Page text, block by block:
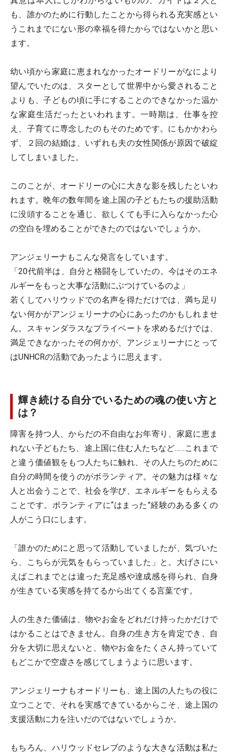
も、誰かのために行動したことから得られる充実感とい
うこれまでにない形の幸福を得たからではないかと思い
ます。
幼い頃から家庭に恵まれなかったオードリーがなにより
望んでいたのは、スターとして世界中から愛されること
よりも、子どもの頃に手にすることのできなかった温か
な家庭生活だったといわれます。一時期は、仕事を控
え、子育てに専念したのもそのためです。にもかかわら
ず、２回の結婚は、いずれも夫の女性関係が原因で破綻
してしまいました。
このことが、オードリーの心に大きな影を残したといわ
れます。晩年の数年間を途上国の子どもたちの援助活動
に没頭することを通じ、欲しくても手に入らなかった心
の空白を埋めることができたのではないでしょうか。
アンジェリーナもこんな発言をしています。
「20代前半は、自分と格闘をしていたの。今はそのエネ
ルギーをもっと大事な活動にぶつけているのよ」
若くしてハリウッドでの名声を得ただけでは、満ち足り
ない何かがアンジェリーナの心にあったのかもしれませ
ん。スキャンダラスなプライベートを求めるだけでは、
満足できなかったその何かが、アンジェリーナにとって
はUNHCRの活動であったように思えます。
輝き続ける自分でいるための魂の使い方と
は？
障害を持つ人、からだの不自由なお年寄り、家庭に恵ま
れない子どもたち、途上国に住む人たちなど……これまで
と違う価値観をもつ人たちに触れ、その人たちのために
自分の時間を使うのがボランティア。その魅力は様々な
人と出会うことで、社会を学び、エネルギーをもらえる
ことです。ボランティアに“はまった”経験のある多くの
人がこう口にします。
「誰かのためにと思って活動していましたが、気づいた
ら、こちらが元気をもらっていました」と。大げさにい
えばこれまでとは違った充足感や達成感を得られ、自身
が生きている実感を持てるから出てくる言葉です。
人の生きた価値は、物やお金をどれだけ持ったかだけで
はかることはできません。自身の生き方を肯定でき、自
分を大切に思えないと、物やお金をたくさん持っていて
もどこかで空虚さを感じてしまうように思います。
アンジェリーナもオードリーも、途上国の人たちの役に
立つことで、それを実感できているからこそ、途上国の
支援活動に力を注いだのではないでしょうか。
もちろん、ハリウッドセレブのような大きな活動は私た